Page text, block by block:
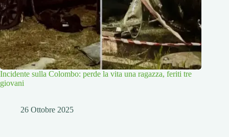
Incidente sulla Colombo: perde la vita una ragazza, feriti tre
giovani
26 Ottobre 2025